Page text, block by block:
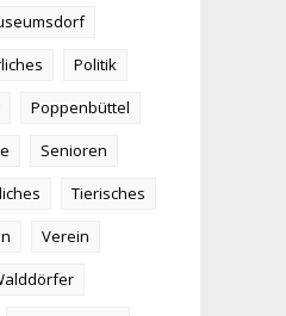
Politik
Poppenbüttel
Senioren
Tierisches
Verein